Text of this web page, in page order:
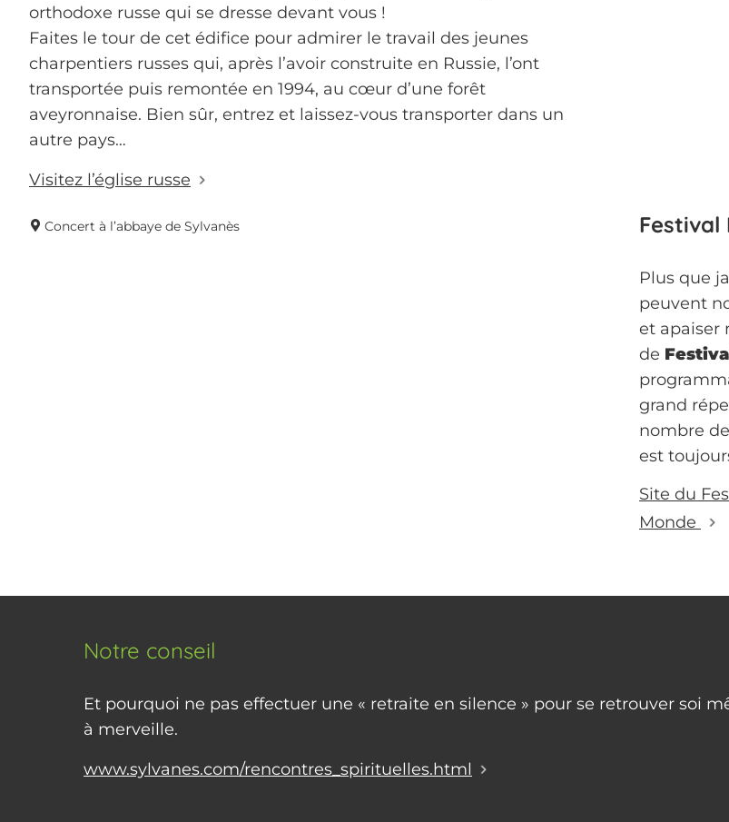
orthodoxe russe qui se dresse devant vous !
Faites le tour de cet édifice pour admirer le travail des jeunes
charpentiers russes qui, après l’avoir construite en Russie, l’ont
transportée puis remontée en 1994, au cœur d’une forêt
aveyronnaise. Bien sûr, entrez et laissez-vous transporter dans un
autre pays…
Visitez l’église russe
Concert à l’abbaye de Sylvanès Festival
Plus que
peuvent
et apaiser
de
grand
nombre
est
Site du
Monde
Notre conseil
Et pourquoi ne pas effectuer une « retraite en silence » pour se retrouver soi
à merveille.
www.sylvanes.com/rencontres_spirituelles.html